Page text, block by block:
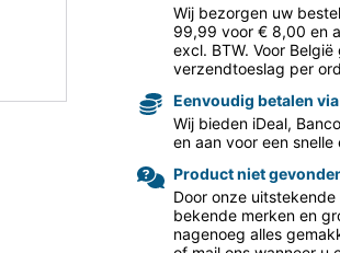
Wij bezorgen uw
99,99 voor € 8,00 en
excl. BTW. Voor
verzendtoeslag per
Eenvoudig betalen
Wij bieden iDeal,
en aan voor een
Product niet
Door onze
bekende merken en
nagenoeg alles